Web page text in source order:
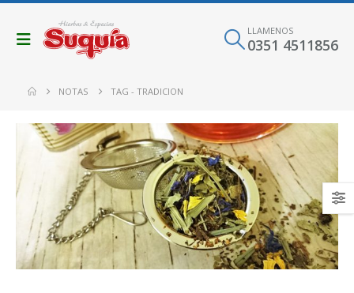
LLAMENOS
0351 4511856
NOTAS TAG -TRADICION